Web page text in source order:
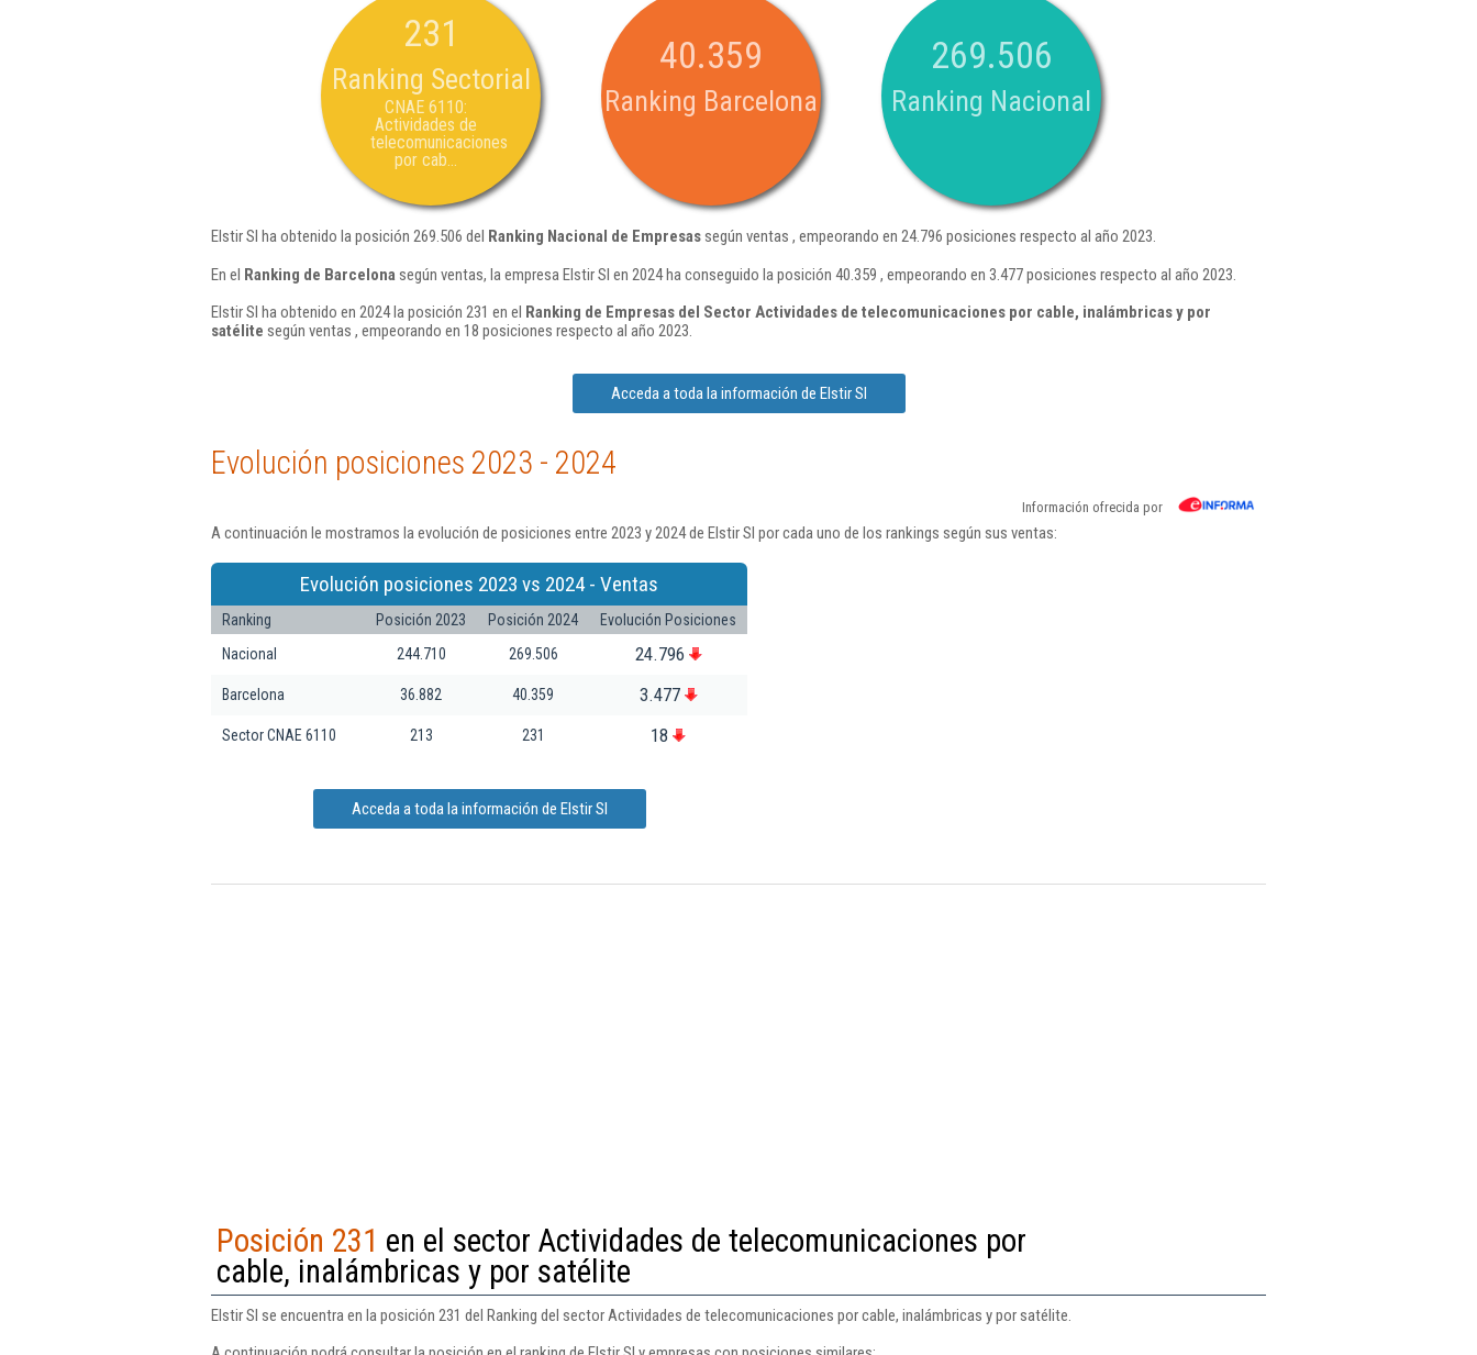
231
Ranking Sectorial
CNAE 6110:
Actividades de
telecomunicaciones
por cab...
40.359
Ranking Barcelona
269.506
Ranking Nacional
Elstir Sl ha obtenido la posición 269.506 del Ranking Nacional de Empresassegún ventas , empeorando en 24.796 posiciones respecto al año 2023.
En el Ranking de Barcelona según ventas, la empresa Elstir Sl en 2024 ha conseguido la posición 40.359 , empeorando en 3.477 posiciones respecto al año 2023.
Elstir Sl ha obtenido en 2024 la posición 231 en el Ranking de Empresas del Sector Actividades de telecomunicaciones por cable, inalámbricas y por
satélite según ventas , empeorando en 18 posiciones respecto al año 2023.
Acceda a toda la información de Elstir Sl
Evolución posiciones 2023 - 2024
Información ofrecida por
A continuación le mostramos la evolución de posiciones entre 2023 y 2024 de Elstir Sl por cada uno de los rankings según sus ventas:
Evolución posiciones 2023 vs 2024 - Ventas
Ranking Posición 2023 Posición 2024
Evolución Posiciones
Nacional
244.710 269.506 24.796
Barcelona 36.882 40.359 3.477
Sector CNAE 6110 213 231 18
Acceda a toda la información de Elstir Sl
Posición 231 en el sector Actividades de telecomunicaciones por
cable, inalámbricas y por satélite
Elstir Sl se encuentra en la posición 231 del Ranking del sector Actividades de telecomunicaciones por cable, inalámbricas y por satélite.